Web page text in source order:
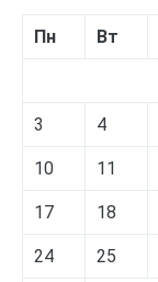
Пн Вт
3 4
10 11
17 18
24 25